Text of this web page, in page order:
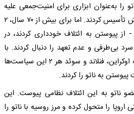
غربی در سال ۱۹۴۹ ناتو را به‌عنوان ابزاری برای امنیت‌جمعی علیه
اتحاد جماهیر شوروی و متحدانش تأسیس کردند. اما برای بیش از ۷۰ سال، ۲
از پیوستن به ائتلاف خودداری کردند، در
و عدم تعهد را دنبال کردند. با
این حال، پس از حمله روسیه به اوکراین، فنلاند و سوئد هر ۲ این سیاست‌ها
به ناتو را کردند.
ناتو به این ائتلاف نظامی پیوست. این
را متحول کرده و مرز روسیه با ناتو را